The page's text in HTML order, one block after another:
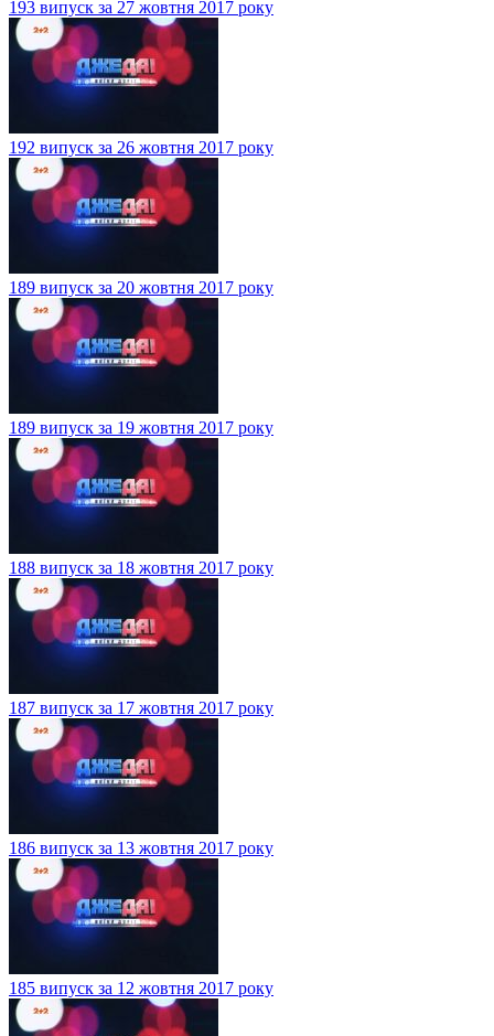
193 випуск за 27 жовтня 2017 року
192 випуск за 26 жовтня 2017 року
189 випуск за 20 жовтня 2017 року
189 випуск за 19 жовтня 2017 року
188 випуск за 18 жовтня 2017 року
187 випуск за 17 жовтня 2017 року
186 випуск за 13 жовтня 2017 року
185 випуск за 12 жовтня 2017 року